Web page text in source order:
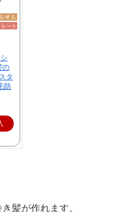
の
タ
防
髪が作れます。